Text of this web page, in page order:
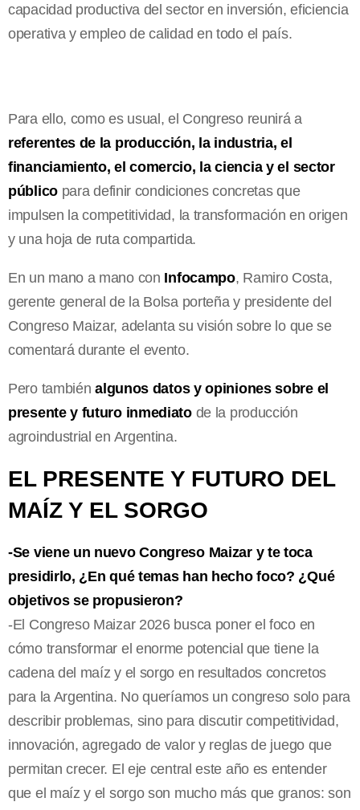
capacidad productiva del sector en inversión, eficiencia
operativa y empleo de calidad en todo el país.
Para ello, como es usual, el Congreso reunirá a
referentes de la producción, la industria, el
financiamiento, el comercio, la ciencia y el sector
públicopara definir condiciones concretas que
impulsen la competitividad, la transformación en origen
y una hoja de ruta compartida.
En un mano a mano con Infocampo, Ramiro Costa,
gerente general de la Bolsa porteña y presidente del
Congreso Maizar, adelanta su visión sobre lo que se
comentará durante el evento.
Pero tambiénalgunos datos y opiniones sobre el
presente y futuro inmediatode la producción
agroindustrial en Argentina.
EL PRESENTE Y FUTURO DEL
MAÍZ Y EL SORGO
-Se viene un nuevo Congreso Maizar y te toca
presidirlo, ¿En qué temas han hecho foco? ¿Qué
objetivos se propusieron?
-El Congreso Maizar 2026 busca poner el foco en
cómo transformar el enorme potencial que tiene la
cadena del maíz y el sorgo en resultados concretos
para la Argentina. No queríamos un congreso solo para
describir problemas, sino para discutir competitividad,
innovación, agregado de valor y reglas de juego que
permitan crecer. El eje central este año es entender
que el maíz y el sorgo son mucho más que granos: son